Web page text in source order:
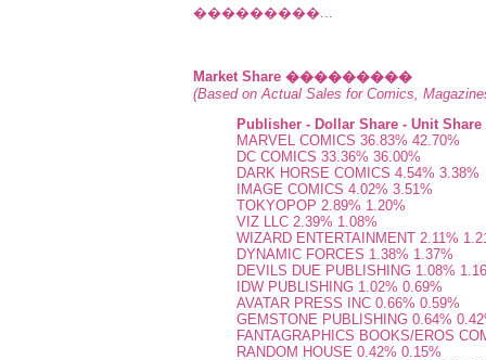
���������...
Market Share ���������
(Based on Actual Sales for Comics,
Publisher - Dollar Share - Unit Share
MARVEL COMICS 36.83% 42.70%
DC COMICS 33.36% 36.00%
DARK HORSE COMICS 4.54% 3.38%
IMAGE COMICS 4.02% 3.51%
TOKYOPOP 2.89% 1.20%
VIZ LLC 2.39% 1.08%
WIZARD ENTERTAINMENT 2.11%
DYNAMIC FORCES 1.38% 1.37%
DEVILS DUE PUBLISHING 1.08%
IDW PUBLISHING 1.02% 0.69%
AVATAR PRESS INC 0.66% 0.59%
GEMSTONE PUBLISHING 0.64%
FANTAGRAPHICS BOOKS/EROS
RANDOM HOUSE 0.42% 0.15%